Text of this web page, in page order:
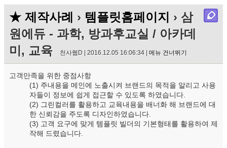
★ 제작사례 › 템플릿홈페이지 › 삼
원에듀 - 과학, 방과후교실 / 아카데
미, 교육
천사웹D | 2016.12.05 16:06:34 | 메뉴 건너뛰기
고객만족을 위한 중점사항
(1) 주내용을 메인에 노출시켜 브랜드의 목적을 알리고 사용
자들이 정보에 쉽게 접근할 수 있도록 하였습니다.
(2) 그린컬러를 활용하고 교육내용을 배너화 해 브랜드에 대
한 신뢰감을 주도록 디자인하였습니다.
(3) 고객 요구에 맞게 템플릿 빌더의 기본형태를 활용하여 제
작해 드렸습니다.